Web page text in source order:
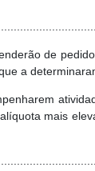
de
a
mais